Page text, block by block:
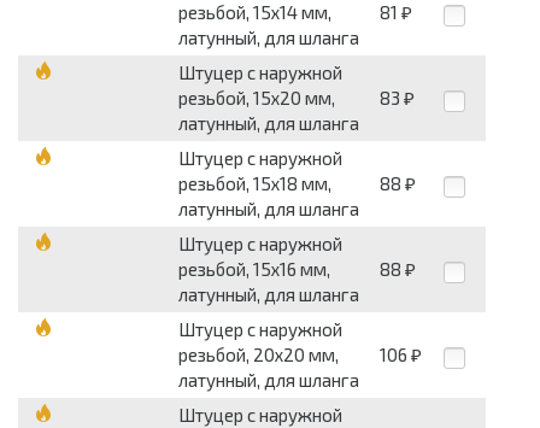
резьбой, 15х14 мм,
латунный, для шланга
81 ₽
Штуцер с наружной
резьбой, 15х20 мм,
латунный, для шланга
83 ₽
Штуцер с наружной
резьбой, 15х18 мм,
латунный, для шланга
88 ₽
Штуцер с наружной
резьбой, 15х16 мм,
латунный, для шланга
88 ₽
Штуцер с наружной
резьбой, 20х20 мм,
латунный, для шланга
106 ₽
Штуцер с наружной